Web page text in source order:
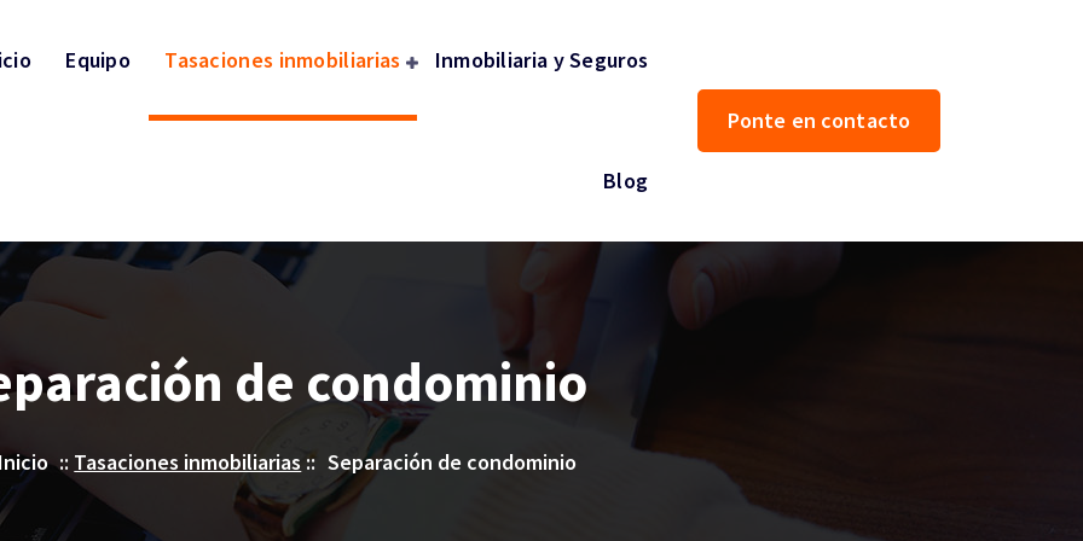
Equipo Tasaciones inmobiliarias Inmobiliaria y Seguros
Blog
Ponte en contacto
de condominio
Inicio :: Tasaciones inmobiliarias :: Separación de condominio